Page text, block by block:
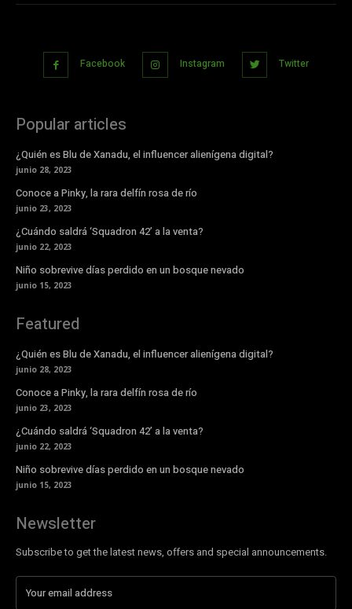
Facebook Instagram Twitter
Popular articles
¿Quién es Blu de Xanadu, el influencer alienígena digital?
junio 28, 2023
Conoce a Pinky, la rara delfín rosa de río
junio 23, 2023
¿Cuándo saldrá ‘Squadron 42’ a la venta?
junio 22, 2023
Niño sobrevive días perdido en un bosque nevado
junio 15, 2023
Featured
¿Quién es Blu de Xanadu, el influencer alienígena digital?
junio 28, 2023
Conoce a Pinky, la rara delfín rosa de río
junio 23, 2023
¿Cuándo saldrá ‘Squadron 42’ a la venta?
junio 22, 2023
Niño sobrevive días perdido en un bosque nevado
junio 15, 2023
Newsletter
Subscribe to get the latest news, offers and special announcements.